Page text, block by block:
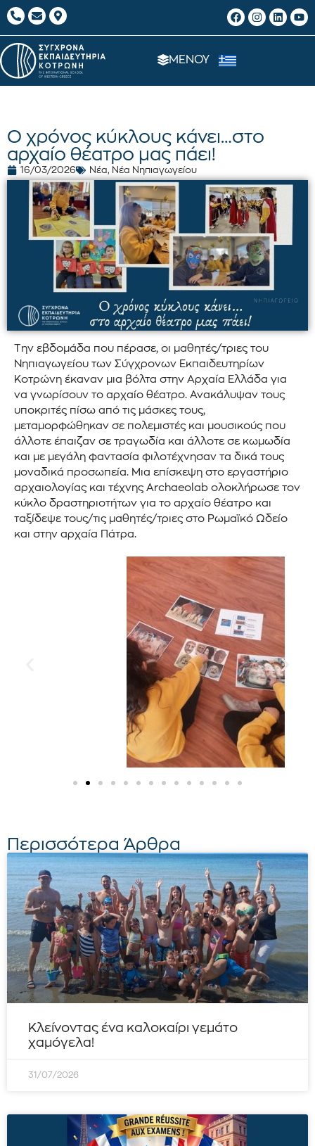
ΜΕΝΟΥ
Ο χρόνος κύκλους κάνει…στο
αρχαίο θέατρο μας πάει!
16/03/2026 Νέα, Νέα Νηπιαγωγείου
Την εβδομάδα που πέρασε, οι μαθητές/τριες του
Νηπιαγωγείου των Σύγχρονων Εκπαιδευτηρίων
Κοτρώνη έκαναν μια βόλτα στην Αρχαία Ελλάδα για
να γνωρίσουν το αρχαίο θέατρο. Ανακάλυψαν τους
υποκριτές πίσω από τις μάσκες τους,
μεταμορφώθηκαν σε πολεμιστές και μουσικούς που
άλλοτε έπαιζαν σε τραγωδία και άλλοτε σε κωμωδία
και με μεγάλη φαντασία φιλοτέχνησαν τα δικά τους
μοναδικά προσωπεία. Μια επίσκεψη στο εργαστήριο
αρχαιολογίας και τέχνης Archaeolab ολοκλήρωσε τον
κύκλο δραστηριοτήτων για το αρχαίο θέατρο και
ταξίδεψε τους/τις μαθητές/τριες στο Ρωμαϊκό Ωδείο
και στην αρχαία Πάτρα.
Περισσότερα Άρθρα
Κλείνοντας ένα καλοκαίρι γεμάτο
χαμόγελα!
31/07/2026